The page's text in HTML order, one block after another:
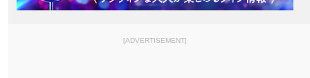
[ADVERTISEMENT]